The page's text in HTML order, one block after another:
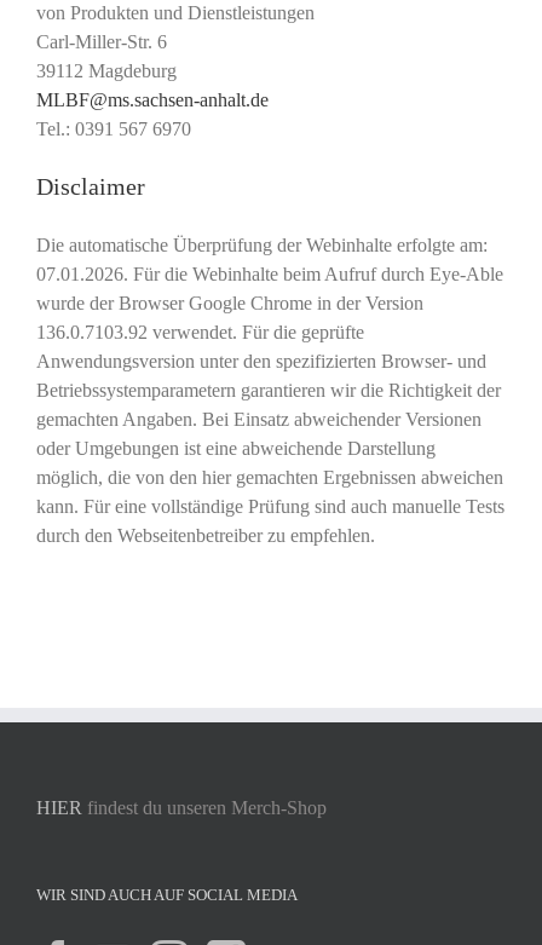
von Produkten und Dienstleistungen
Carl-Miller-Str. 6
39112 Magdeburg
MLBF@ms.sachsen-​anhalt.de
Tel.: 0391 567 6970
Disclaimer
Die automatische Überprüfung der Webinhalte erfolgte am:
07.01.2026. Für die Webinhalte beim Aufruf durch Eye-Able
wurde der Browser Google Chrome in der Version
136.0.7103.92 verwendet. Für die geprüfte
Anwendungsversion unter den spezifizierten Browser- und
Betriebssystemparametern garantieren wir die Richtigkeit der
gemachten Angaben. Bei Einsatz abweichender Versionen
oder Umgebungen ist eine abweichende Darstellung
möglich, die von den hier gemachten Ergebnissen abweichen
kann. Für eine vollständige Prüfung sind auch manuelle Tests
durch den Webseitenbetreiber zu empfehlen.
HIER findest du unseren Merch-Shop
WIR SIND AUCH AUF SOCIAL MEDIA